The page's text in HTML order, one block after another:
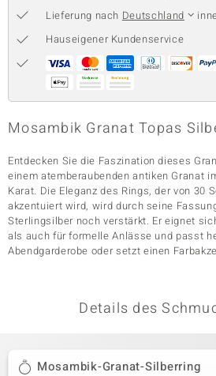
Classics
Lieferung nach Deutschland
Hauseigener Kundenservice
Mosambik Granat Topas
Entdecken Sie die Faszination dieses
einem atemberaubenden antiken Granat
Karat. Die Eleganz des Rings, der von 30
akzentuiert wird, wird durch seine
Sterlingsilber noch verstärkt. Er eignet
als auch für formelle Anlässe und passt
Abendgarderobe oder setzt einen
Details des
Mosambik-Granat-Silberring